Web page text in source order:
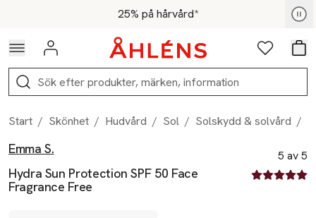
Hoppa till navigationsmenyn25% på hårvård*
För medlemmar - Shoppa nu
Logga in Favoriter
Sök
Start / Skönhet / Hudvård / Sol / Solskydd & solvård /
Produktbilder
Hoppa över bildspelet
Emma S.
Hydra Sun Protection SPF 50 Face
Fragrance Free
5 av 5
5 av fem
Produktinformation